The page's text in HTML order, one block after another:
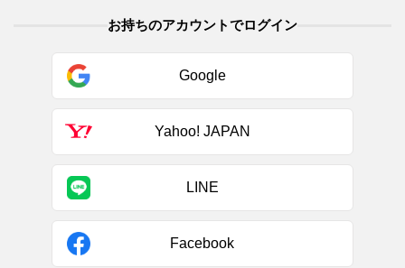
お持ちのアカウントでログイン
Google
Yahoo! JAPAN
LINE
Facebook